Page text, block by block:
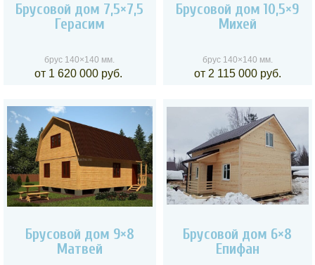
Брусовой дом 7,5×7,5
Герасим
Брусовой дом 10,5×9
Михей
брус 140×140 мм.
от 1 620 000 руб.
брус 140×140 мм.
от 2 115 000 руб.
Брусовой дом 9×8
Матвей
Брусовой дом 6×8
Епифан